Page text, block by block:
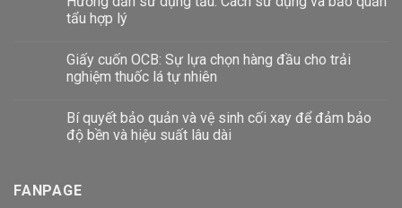
tẩu hợp lý
Giấy cuốn OCB: Sự lựa chọn hàng đầu cho trải
nghiệm thuốc lá tự nhiên
Bí quyết bảo quản và vệ sinh cối xay để đảm bảo
độ bền và hiệu suất lâu dài
FANPAGE